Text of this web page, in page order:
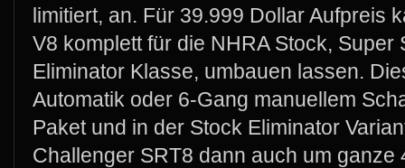
limitiert, an. Für 39.999 Dollar Aufpreis
V8 komplett für die NHRA Stock, Super
Eliminator Klasse, umbauen lassen.
Automatik oder 6-Gang manuellem
Paket und in der Stock Eliminator
Challenger SRT8 dann auch um ganze